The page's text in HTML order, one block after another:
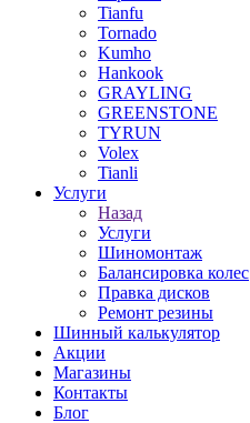
Tianfu
Tornado
Kumho
Hankook
GRAYLING
GREENSTONE
TYRUN
Volex
Tianli
Услуги
Назад
Услуги
Шиномонтаж
Балансировка колес
Правка дисков
Ремонт резины
Шинный калькулятор
Акции
Магазины
Контакты
Блог